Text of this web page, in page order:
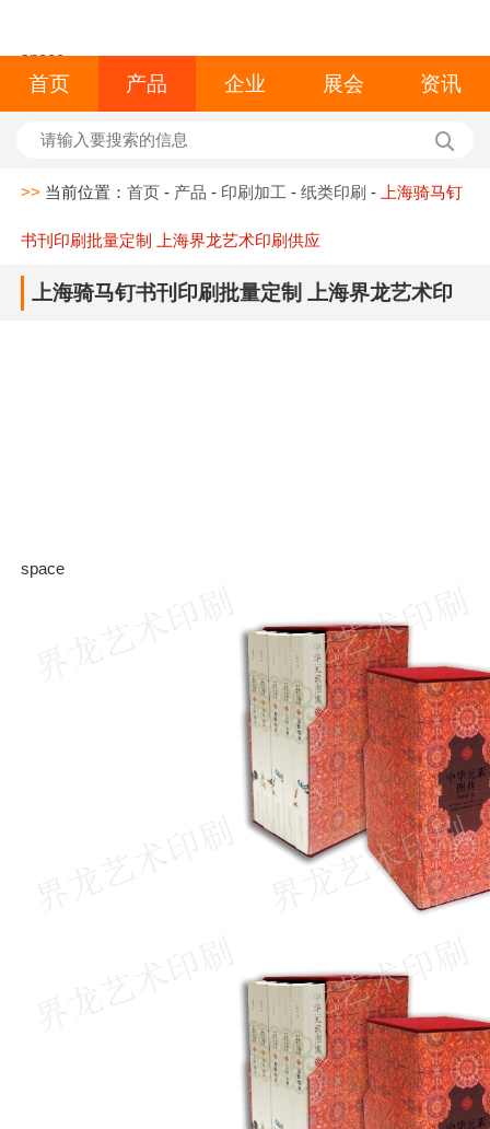
space
首页 产品 企业 展会 资讯
>> 当前位置：首页 - 产品 - 印刷加工 -纸类印刷 - 上海骑马钉
书刊印刷批量定制 上海界龙艺术印刷供应
上海骑马钉书刊印刷批量定制 上海界龙艺术印
space